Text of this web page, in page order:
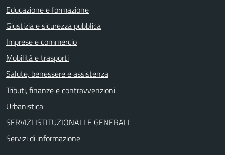
Educazione e formazione
Giustizia e sicurezza pubblica
Imprese e commercio
Mobilità e trasporti
Salute, benessere e assistenza
Tributi, finanze e contravvenzioni
Urbanistica
SERVIZI ISTITUZIONALI E GENERALI
Servizi di informazione